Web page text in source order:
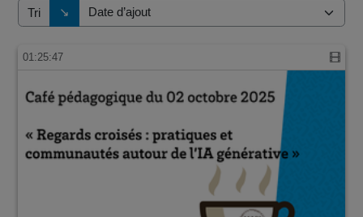
Tri ↘
Direction de tri
01:25:47